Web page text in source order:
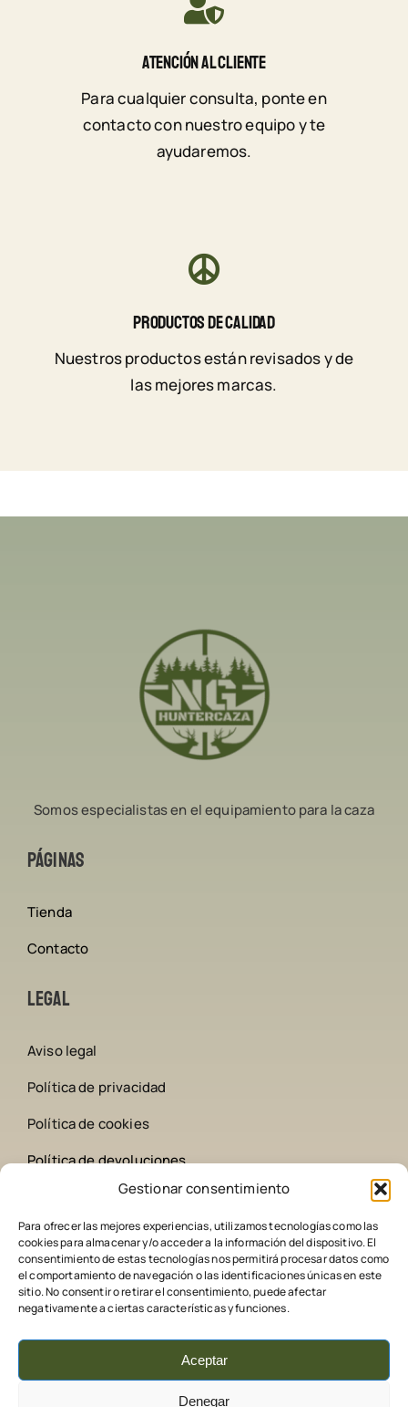
Gestionar consentimiento
Para ofrecer las mejores experiencias, utilizamos tecnologías como las
cookies para almacenar y/o acceder a la información del dispositivo. El
consentimiento de estas tecnologías nos permitirá procesar datos como
el comportamiento de navegación o las identificaciones únicas en este
sitio. No consentir o retirar el consentimiento, puede afectar
negativamente a ciertas características y funciones.
Aceptar
Denegar
Atención Al Cliente
Para cualquier consulta, ponte en
contacto con nuestro equipo y te
ayudaremos.
Productos De Calidad
Nuestros productos están revisados y de
las mejores marcas.
Somos especialistas en el equipamiento para la caza
Páginas
Tienda
Contacto
Legal
Aviso legal
Política de privacidad
Política de cookies
Política de devoluciones
642 258 209
comederoscaza@gmail.com